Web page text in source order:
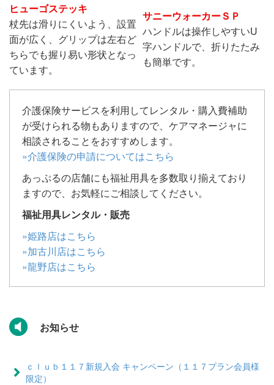
ヒューゴステッキ
杖先は滑りにくいよう、設置
面が広く、グリップは左右ど
ちらでも握り易い形状となっ
ています。
サニーウォーカーＳＰ
ハンドルは操作しやすいU
字ハンドルで、折りたたみ
も簡単です。
介護保険サービスを利用してレンタル・購入費補助
が受けられる物もありますので、ケアマネージャに
相談されることをおすすめします。
»介護保険の申請についてはこちら
あっぷるの店舗にも福祉用具を多数取り揃えており
ますので、お気軽にご相談してください。
福祉用具レンタル・販売
»姫路店はこちら
»加古川店はこちら
»龍野店はこちら
お知らせ
ｃｌｕｂ１１７新規入会 キャンペーン（１１７プラン会員様
限定）